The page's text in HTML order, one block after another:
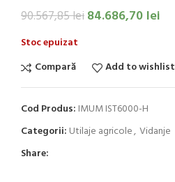
90.567,85lei84.686,70 lei
Stoc epuizat
Compară
Add to wishlist
Cod Produs: IMUM IST6000-H
Categorii: Utilaje agricole, Vidanje
Share: